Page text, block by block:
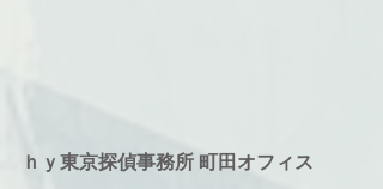
ｈｙ東京探偵事務所 町田オフィス